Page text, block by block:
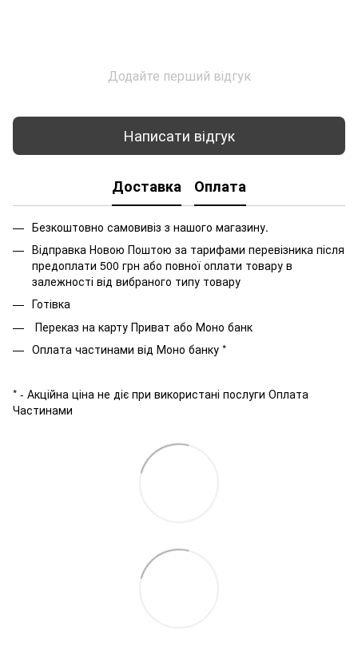
Додайте перший відгук
Написати відгук
Доставка Оплата
Безкоштовно самовивіз з нашого магазину.
Відправка Новою Поштою за тарифами перевізника після
предоплати 500 грн або повної оплати товару в
залежності від вибраного типу товару
Готівка
Переказ на карту Приват або Моно банк
Оплата частинами від Моно банку *
* - Акційна ціна не діє при використані послуги Оплата
Частинами